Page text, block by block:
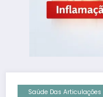
Saúde Das Articulações